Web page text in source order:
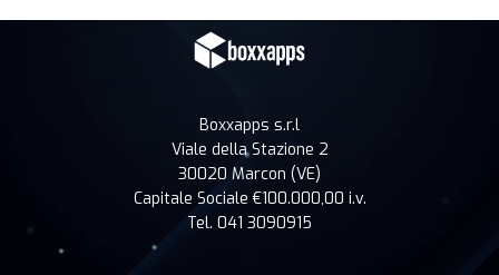
Boxxapps s.r.l
Viale della Stazione 2
30020 Marcon (VE)
Capitale Sociale €100.000,00 i.v.
Tel. 041 3090915